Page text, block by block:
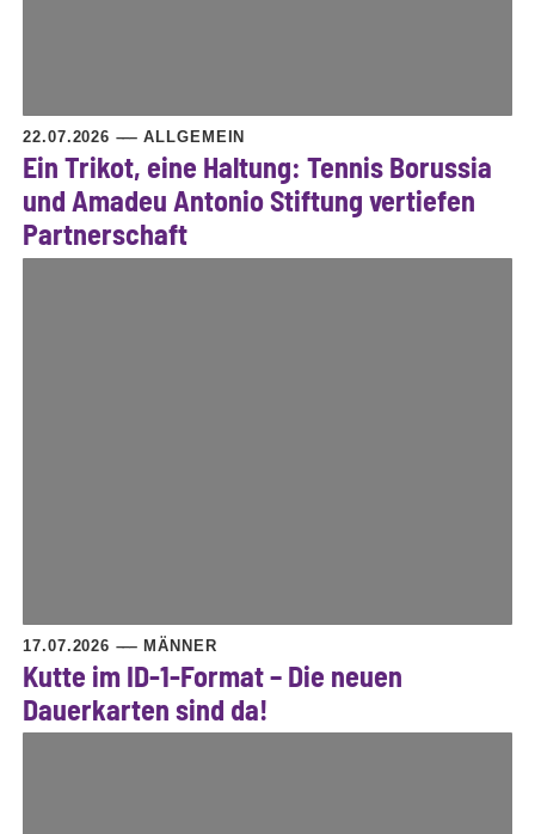
22.07.2026 ALLGEMEIN
Ein Trikot, eine Haltung: Tennis Borussia
und Amadeu Antonio Stiftung vertiefen
Partnerschaft
17.07.2026 MÄNNER
Kutte im ID-1-Format – Die neuen
Dauerkarten sind da!